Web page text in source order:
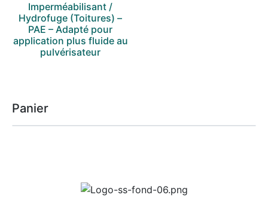
Imperméabilisant /
Hydrofuge (Toitures) –
PAE – Adapté pour
application plus fluide au
pulvérisateur
Panier